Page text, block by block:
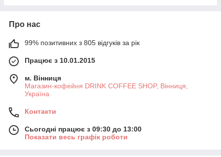
Про нас
99% позитивних з 805 відгуків за рік
Працює з 10.01.2015
м. Вінниця
Магазин-кофейня DRINK COFFEE SHOP, Вінниця,
Україна
Контакти
Сьогодні працює з 09:30 до 13:00
Показати весь графік роботи